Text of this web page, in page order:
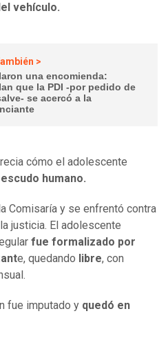
vehículo.
>
una encomienda:
que la PDI -por pedido de
se acercó a la
cómo el adolescente
humano.
Comisaría y se enfrentó contra
justicia. El adolescente
fue formalizado por
e, quedando libre, con
fue imputado y quedó en